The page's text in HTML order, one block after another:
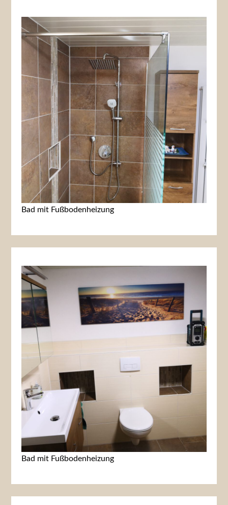
Bad mit Fußbodenheizung
Bad mit Fußbodenheizung